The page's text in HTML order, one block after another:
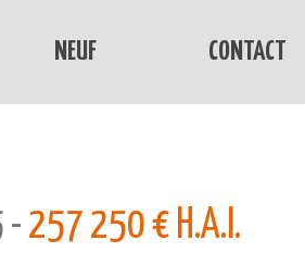
NEUF CONTACT
- 257 250 € H.A.I.